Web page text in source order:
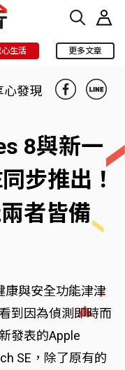
生活 更多文章
心發現
8與新一
步推出！
者皆備
康與安全功能津津
到因為偵測即時而
發表的Apple
SE，除了原有的